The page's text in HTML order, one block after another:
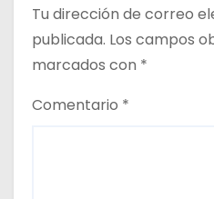
r
a
Tu dirección de correo
publicada. Los campos
marcados con *
Comentario *